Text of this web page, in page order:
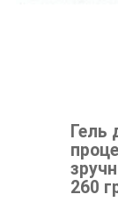
Гель
260